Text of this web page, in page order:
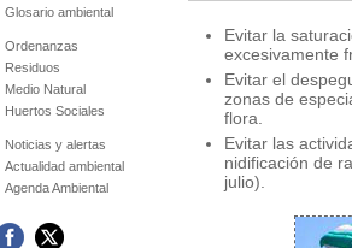
Glosario ambiental
Ordenanzas
Residuos
Medio Natural
Huertos Sociales
Noticias y alertas
Actualidad ambiental
Agenda Ambiental
Evitar la
excesivamente
Evitar el
zonas de
flora.
Evitar las
nidificación de
julio).